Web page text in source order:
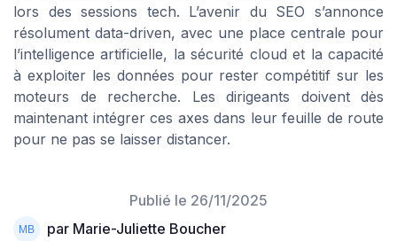
lors des sessions tech. L’avenir du SEO s’annonce
résolument data-driven, avec une place centrale pour
l’intelligence artificielle, la sécurité cloud et la capacité
à exploiter les données pour rester compétitif sur les
moteurs de recherche. Les dirigeants doivent dès
maintenant intégrer ces axes dans leur feuille de route
pour ne pas se laisser distancer.
Publié le 26/11/2025
par Marie-Juliette Boucher